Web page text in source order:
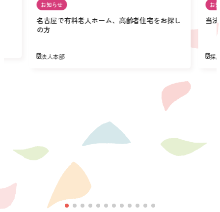
お知らせ
名古屋で有料老人ホーム、高齢者住宅をお探し
の方
法人本部
お
当
採